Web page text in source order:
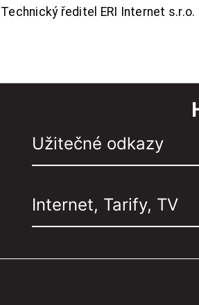
Technický ředitel ERI Internet s.r.o.
Užitečné odkazy
Internet, Tarify, TV